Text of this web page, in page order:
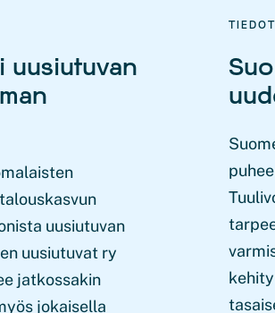
uusiutuvan
uusiutuvan
uusiutuvat ry
jatkossakin
jokaisella